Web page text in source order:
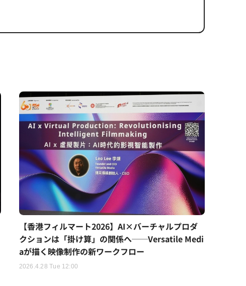
【香港フィルマート2026】AI×バーチャルプロダ
クションは「掛け算」の関係へ──Versatile Medi
aが描く映像制作の新ワークフロー
2026.4.28 Tue 12:00